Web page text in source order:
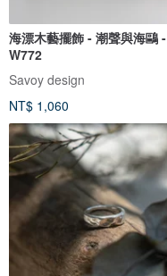
海漂木藝擺飾 - 潮聲與海鷗 -
W772
Savoy design
NT$ 1,060